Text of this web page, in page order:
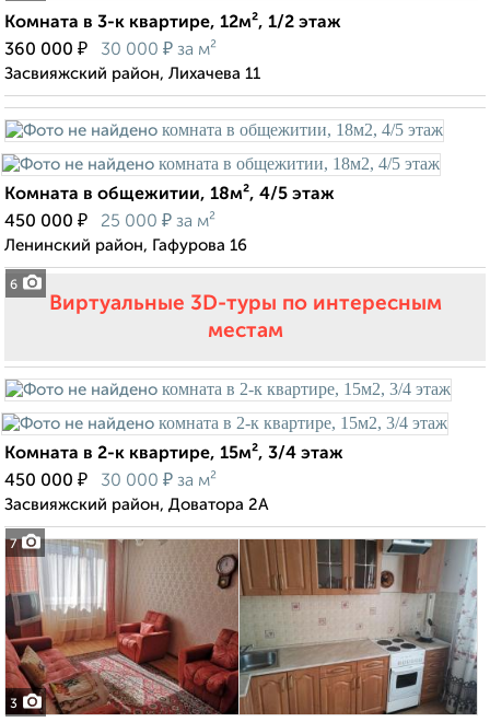
Комната в 3-к квартире, 12м², 1/2 этаж
360 000 ₽ 30 000 ₽ за м²
Засвияжский район, Лихачева 11
6
Комната в общежитии, 18м², 4/5 этаж
450 000 ₽ 25 000 ₽ за м²
Ленинский район, Гафурова 16
Виртуальные 3D-туры по интересным
местам
7
Комната в 2-к квартире, 15м², 3/4 этаж
450 000 ₽ 30 000 ₽ за м²
Засвияжский район, Доватора 2А
3